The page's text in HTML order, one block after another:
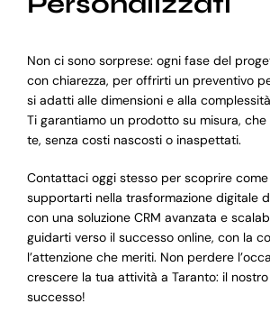
Non ci sono sorprese: ogni fase del
con chiarezza, per offrirti un preventivo
si adatti alle dimensioni e alla
Ti garantiamo un prodotto su misura,
te, senza costi nascosti o inaspettati.
Contattaci oggi stesso per scoprire
supportarti nella trasformazione digitale
con una soluzione CRM avanzata e
guidarti verso il successo online, con la
l’attenzione che meriti. Non perdere
crescere la tua attività a Taranto: il
successo!